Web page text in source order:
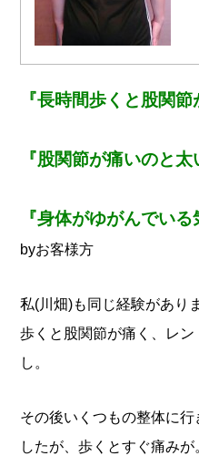
『長時間歩くと股関節
『股関節が痛いのと
『身体がゆがんでいる
byお客様方
私(川畑)も同じ経験があり
歩くと股関節が痛く、レン
し。
その後いくつもの整体に
したが、歩くとすぐ痛みが